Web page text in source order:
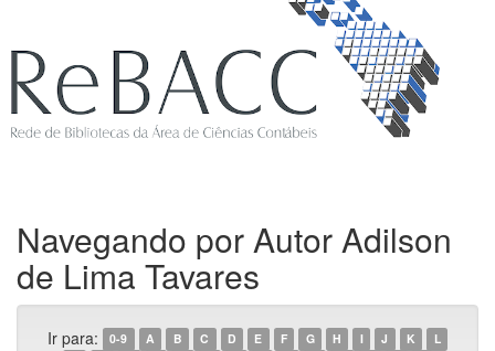
Navegando por Autor Adilson
de Lima Tavares
Ir para: 0-9 A B C D E F G H I J K
L